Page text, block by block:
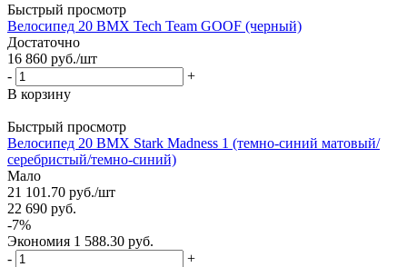
Быстрый просмотр
Велосипед 20 BMX Tech Team GOOF (черный)
Достаточно
16 860 руб./шт
-
+
В корзину
Быстрый просмотр
Велосипед 20 BMX Stark Madness 1 (темно-синий матовый/
серебристый/темно-синий)
Мало
21 101.70 руб./шт
22 690 руб.
-7%
Экономия 1 588.30 руб.
-
+